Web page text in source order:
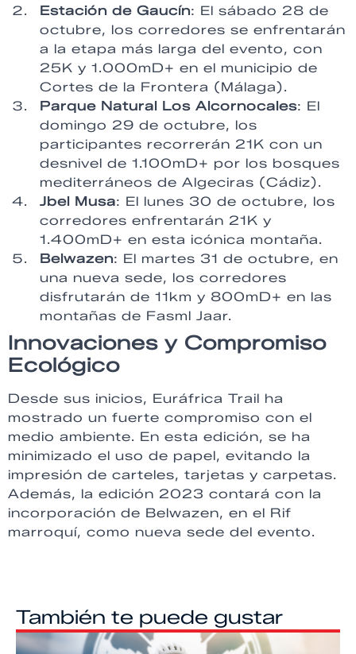
Estación de Gaucín: El sábado 28 de
octubre, los corredores se enfrentarán
a la etapa más larga del evento, con
25K y 1.000mD+ en el municipio de
Cortes de la Frontera (Málaga).
Parque Natural Los Alcornocales: El
domingo 29 de octubre, los
participantes recorrerán 21K con un
desnivel de 1.100mD+ por los bosques
mediterráneos de Algeciras (Cádiz).
Jbel Musa: El lunes 30 de octubre, los
corredores enfrentarán 21K y
1.400mD+ en esta icónica montaña.
Belwazen: El martes 31 de octubre, en
una nueva sede, los corredores
disfrutarán de 11km y 800mD+ en las
montañas de Fasml Jaar.
Innovaciones y Compromiso
Ecológico
Desde sus inicios, Euráfrica Trail ha
mostrado un fuerte compromiso con el
medio ambiente. En esta edición, se ha
minimizado el uso de papel, evitando la
impresión de carteles, tarjetas y carpetas.
Además, la edición 2023 contará con la
incorporación de Belwazen, en el Rif
marroquí, como nueva sede del evento.
También te puede gustar